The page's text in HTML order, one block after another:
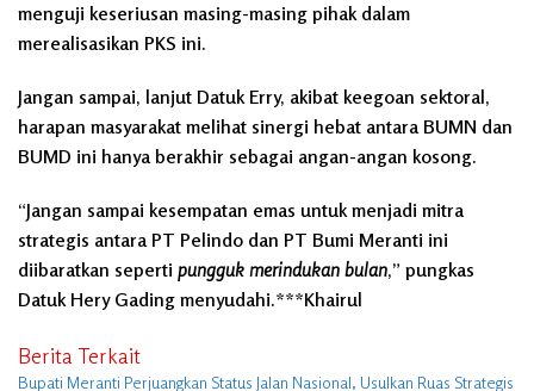
menguji keseriusan masing-masing pihak dalam
merealisasikan PKS ini.
Jangan sampai, lanjut Datuk Erry, akibat keegoan sektoral,
harapan masyarakat melihat sinergi hebat antara BUMN dan
BUMD ini hanya berakhir sebagai angan-angan kosong.
“Jangan sampai kesempatan emas untuk menjadi mitra
strategis antara PT Pelindo dan PT Bumi Meranti ini
diibaratkan seperti pungguk merindukan bulan,” pungkas
Datuk Hery Gading menyudahi.***Khairul
Berita Terkait
Bupati Meranti Perjuangkan Status Jalan Nasional, Usulkan Ruas Strategis